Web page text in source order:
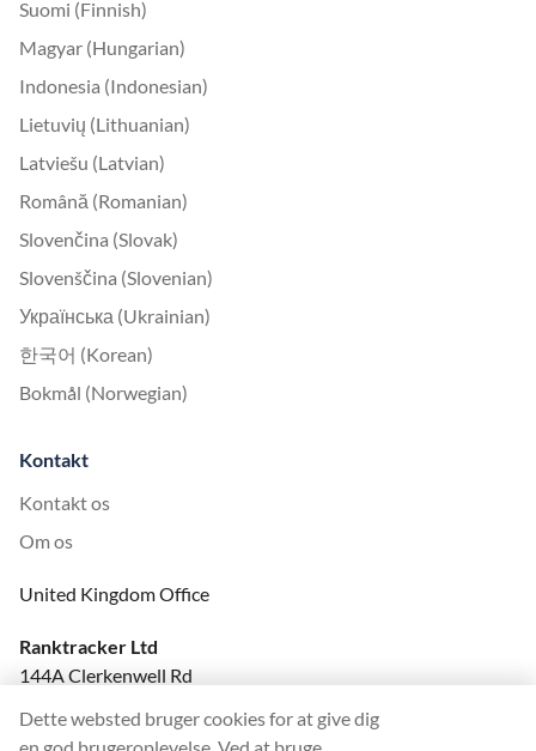
Suomi (Finnish)
Magyar (Hungarian)
Indonesia (Indonesian)
Lietuvių (Lithuanian)
Latviešu (Latvian)
Română (Romanian)
Slovenčina (Slovak)
Slovenščina (Slovenian)
Українська (Ukrainian)
한국어 (Korean)
Bokmål (Norwegian)
Kontakt
Kontakt os
Om os
United Kingdom Office
Ranktracker Ltd
144A Clerkenwell Rd
Company No: 08820809
Dette websted bruger cookies for at give dig